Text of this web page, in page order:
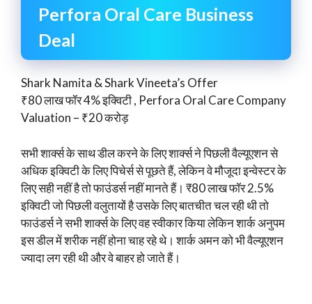
Perfora Oral Care Business
Deal
Shark Namita & Shark Vineeta’s Offer
₹80 लाख फॉर 4% इक्विटी , Perfora Oral Care Company
Valuation – ₹20 करोड़
सभी शार्क्स के साथ डील करने के लिए शार्क्स ने पिछली वैल्यूएशन से
अधिक इक्विटी के लिए पिचेर्स से पूछते हैं, लेकिन वे मौजूदा इन्वेस्टर के
लिए सही नहीं है तो फाउंडर्स नहीं मानते हैं। ₹80 लाख फॉर 2.5%
इक्विटी जो पिछली वलुतायों है उसके लिए बातचीत चल रही थी तो
फाउंडर्स ने सभी शार्क्स के लिए वह स्वीकार किया लेकिन शार्क अनुपम
इस डील में शरीक नहीं होना चाह रहे थे। शार्क अमन को भी वैल्यूएशन
ज्यादा लग रही थी और वे बाहर हो जाते हैं।